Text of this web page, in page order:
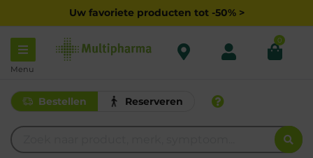
Uw favoriete producten tot -50% >
Menu
0
Bestellen Reserveren